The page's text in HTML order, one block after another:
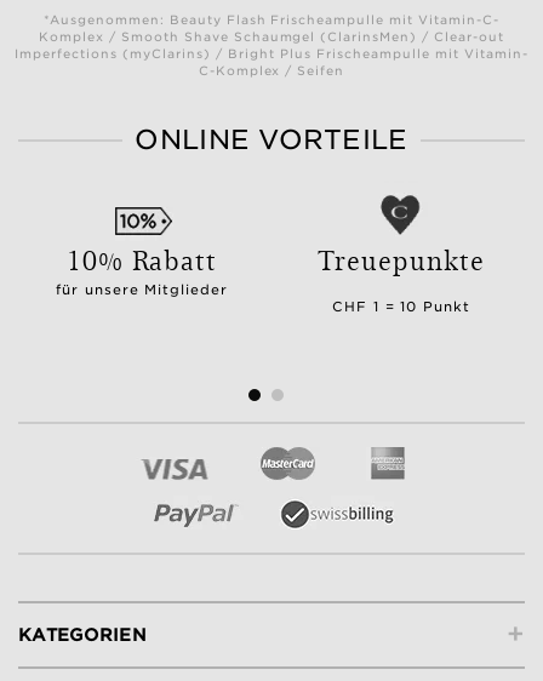
*Ausgenommen: Beauty Flash Frischeampulle mit Vitamin-C-
Komplex / Smooth Shave Schaumgel (ClarinsMen) / Clear-out
Imperfections (myClarins) / Bright Plus Frischeampulle mit Vitamin-
C-Komplex / Seifen
ONLINE VORTEILE
10% Rabatt
für unsere Mitglieder
Treuepunkte
CHF 1 = 10 Punkt
+
KATEGORIEN